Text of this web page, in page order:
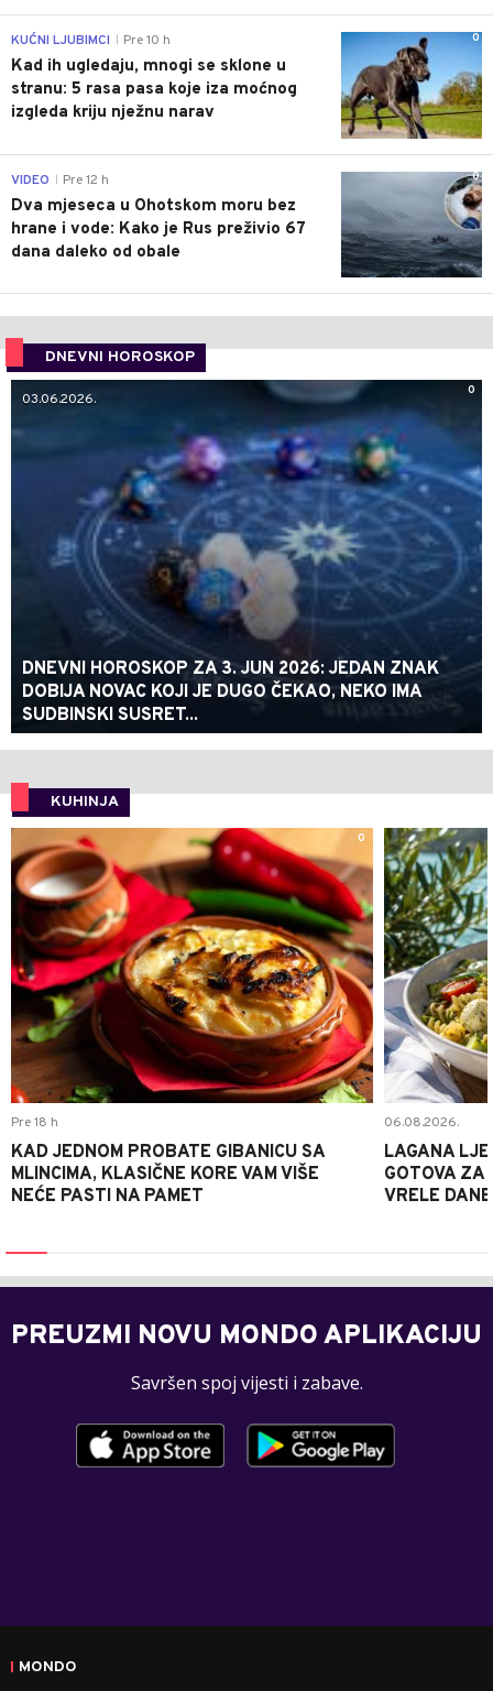
0
KUĆNI LJUBIMCI Pre 10 h
Kad ih ugledaju, mnogi se sklone u
stranu: 5 rasa pasa koje iza moćnog
izgleda kriju nježnu narav
0
VIDEO Pre 12 h
Dva mjeseca u Ohotskom moru bez
hrane i vode: Kako je Rus preživio 67
dana daleko od obale
DNEVNI HOROSKOP
0
03.06.2026.
DNEVNI HOROSKOP ZA 3. JUN 2026: JEDAN ZNAK
DOBIJA NOVAC KOJI JE DUGO ČEKAO, NEKO IMA
SUDBINSKI SUSRET...
KUHINJA
0
Pre 18 h
KAD JEDNOM PROBATE GIBANICU SA
MLINCIMA, KLASIČNE KORE VAM VIŠE
NEĆE PASTI NA PAMET
06.08.2026.
LAGANA
GOTOVA ZA
VRELE DANE
PREUZMI NOVU MONDO APLIKACIJU
Savršen spoj vijesti i zabave.
MONDO